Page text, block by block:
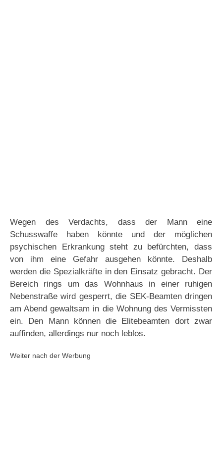
Wegen des Verdachts, dass der Mann eine
Schusswaffe haben könnte und der möglichen
psychischen Erkrankung steht zu befürchten, dass
von ihm eine Gefahr ausgehen könnte. Deshalb
werden die Spezialkräfte in den Einsatz gebracht. Der
Bereich rings um das Wohnhaus in einer ruhigen
Nebenstraße wird gesperrt, die SEK-Beamten dringen
am Abend gewaltsam in die Wohnung des Vermissten
ein. Den Mann können die Elitebeamten dort zwar
auffinden, allerdings nur noch leblos.
Weiter nach der Werbung